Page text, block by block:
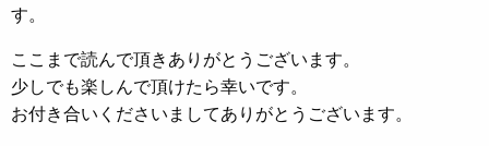
す。
ここまで読んで頂きありがとうございます。
少しでも楽しんで頂けたら幸いです。
お付き合いくださいましてありがとうございます。